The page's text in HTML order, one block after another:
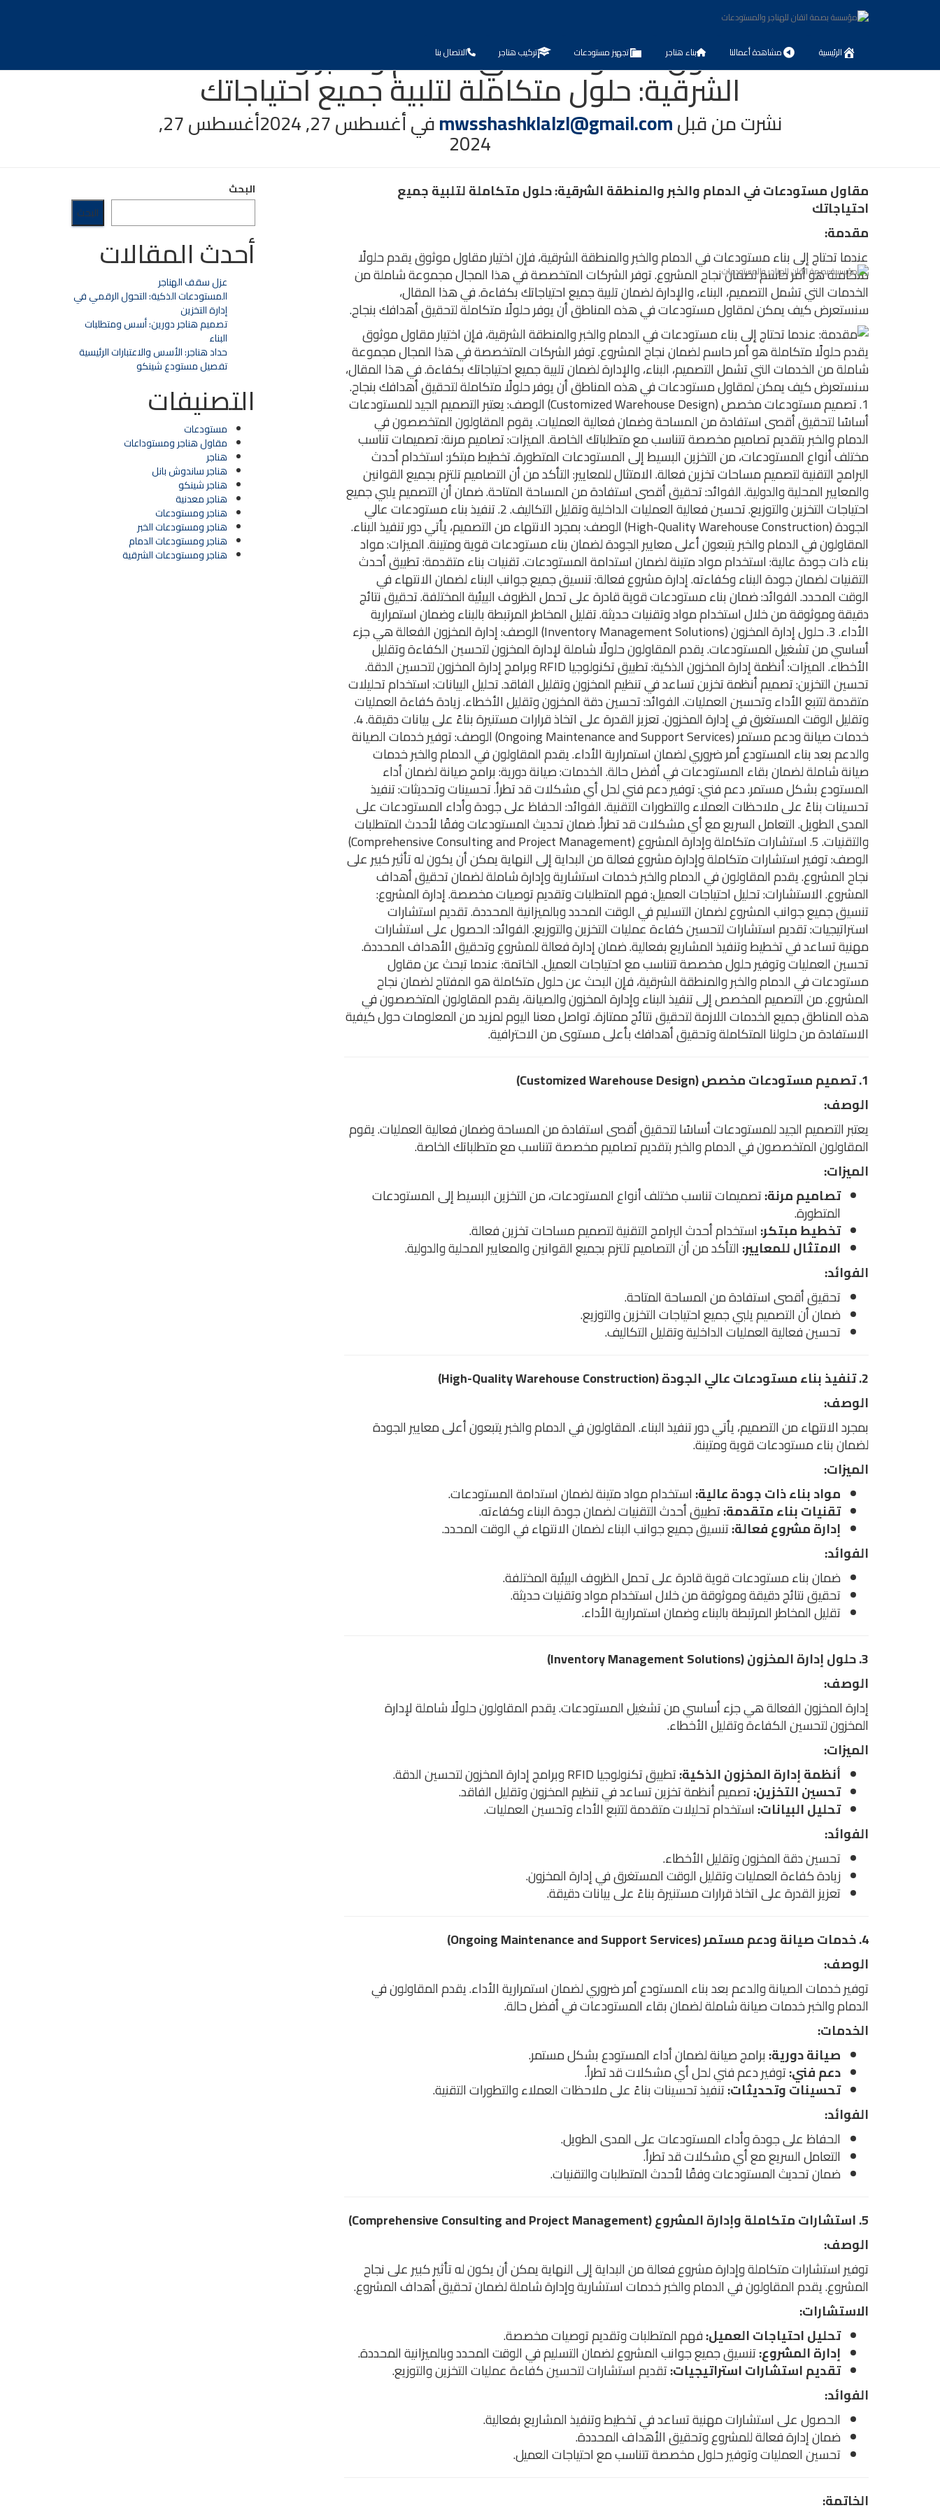
الرئيسية مشاهدة أعمالنا بناء هناجر تجهيز مستودعات تركيب هناجر الاتصال بنا
مقاول مستودعات في الدمام والخبر والمنطقة
الشرقية: حلول متكاملة لتلبية جميع احتياجاتك
نشرت من قبلmwsshashklalzl@gmail.comفيأغسطس 27, 2024 أغسطس 27,
2024
مقاول مستودعات في الدمام والخبر والمنطقة الشرقية: حلول متكاملة لتلبية جميع
احتياجاتك
مقدمة:
عندما تحتاج إلى بناء مستودعات في الدمام والخبر والمنطقة الشرقية، فإن اختيار مقاول موثوق يقدم حلولًا
متكاملة هو أمر حاسم لضمان نجاح المشروع. توفر الشركات المتخصصة في هذا المجال مجموعة شاملة من
الخدمات التي تشمل التصميم، البناء، والإدارة لضمان تلبية جميع احتياجاتك بكفاءة. في هذا المقال،
سنستعرض كيف يمكن لمقاول مستودعات في هذه المناطق أن يوفر حلولًا متكاملة لتحقيق أهدافك بنجاح.
1. تصميم مستودعات مخصص (Customized Warehouse Design)
الوصف:
يعتبر التصميم الجيد للمستودعات أساسًا لتحقيق أقصى استفادة من المساحة وضمان فعالية العمليات. يقوم
المقاولون المتخصصون في الدمام والخبر بتقديم تصاميم مخصصة تتناسب مع متطلباتك الخاصة.
الميزات:
تصاميم مرنة:تصميمات تناسب مختلف أنواع المستودعات، من التخزين البسيط إلى المستودعات
المتطورة.
تخطيط مبتكر: استخدام أحدث البرامج التقنية لتصميم مساحات تخزين فعالة.
الامتثال للمعايير: التأكد من أن التصاميم تلتزم بجميع القوانين والمعايير المحلية والدولية.
الفوائد:
تحقيق أقصى استفادة من المساحة المتاحة.
ضمان أن التصميم يلبي جميع احتياجات التخزين والتوزيع.
تحسين فعالية العمليات الداخلية وتقليل التكاليف.
2. تنفيذ بناء مستودعات عالي الجودة (High-Quality Warehouse Construction)
الوصف:
بمجرد الانتهاء من التصميم، يأتي دور تنفيذ البناء. المقاولون في الدمام والخبر يتبعون أعلى معايير الجودة
لضمان بناء مستودعات قوية ومتينة.
الميزات:
مواد بناء ذات جودة عالية: استخدام مواد متينة لضمان استدامة المستودعات.
تقنيات بناء متقدمة:تطبيق أحدث التقنيات لضمان جودة البناء وكفاءته.
إدارة مشروع فعالة:تنسيق جميع جوانب البناء لضمان الانتهاء في الوقت المحدد.
الفوائد:
ضمان بناء مستودعات قوية قادرة على تحمل الظروف البيئية المختلفة.
تحقيق نتائج دقيقة وموثوقة من خلال استخدام مواد وتقنيات حديثة.
تقليل المخاطر المرتبطة بالبناء وضمان استمرارية الأداء.
3. حلول إدارة المخزون (Inventory Management Solutions)
الوصف:
إدارة المخزون الفعالة هي جزء أساسي من تشغيل المستودعات. يقدم المقاولون حلولًا شاملة لإدارة
المخزون لتحسين الكفاءة وتقليل الأخطاء.
الميزات:
أنظمة إدارة المخزون الذكية:تطبيق تكنولوجيا RFID وبرامج إدارة المخزون لتحسين الدقة.
تحسين التخزين:تصميم أنظمة تخزين تساعد في تنظيم المخزون وتقليل الفاقد.
تحليل البيانات: استخدام تحليلات متقدمة لتتبع الأداء وتحسين العمليات.
الفوائد:
تحسين دقة المخزون وتقليل الأخطاء.
زيادة كفاءة العمليات وتقليل الوقت المستغرق في إدارة المخزون.
تعزيز القدرة على اتخاذ قرارات مستنيرة بناءً على بيانات دقيقة.
4. خدمات صيانة ودعم مستمر (Ongoing Maintenance and Support Services)
الوصف:
توفير خدمات الصيانة والدعم بعد بناء المستودع أمر ضروري لضمان استمرارية الأداء. يقدم المقاولون في
الدمام والخبر خدمات صيانة شاملة لضمان بقاء المستودعات في أفضل حالة.
الخدمات:
صيانة دورية: برامج صيانة لضمان أداء المستودع بشكل مستمر.
دعم فني:توفير دعم فني لحل أي مشكلات قد تطرأ.
تحسينات وتحديثات:تنفيذ تحسينات بناءً على ملاحظات العملاء والتطورات التقنية.
الفوائد:
الحفاظ على جودة وأداء المستودعات على المدى الطويل.
التعامل السريع مع أي مشكلات قد تطرأ.
ضمان تحديث المستودعات وفقًا لأحدث المتطلبات والتقنيات.
5. استشارات متكاملة وإدارة المشروع (Comprehensive Consulting and Project Management)
الوصف:
توفير استشارات متكاملة وإدارة مشروع فعالة من البداية إلى النهاية يمكن أن يكون له تأثير كبير على نجاح
المشروع. يقدم المقاولون في الدمام والخبر خدمات استشارية وإدارة شاملة لضمان تحقيق أهداف المشروع.
الاستشارات:
تحليل احتياجات العميل:فهم المتطلبات وتقديم توصيات مخصصة.
إدارة المشروع:تنسيق جميع جوانب المشروع لضمان التسليم في الوقت المحدد وبالميزانية المحددة.
تقديم استشارات استراتيجيات:تقديم استشارات لتحسين كفاءة عمليات التخزين والتوزيع.
الفوائد:
الحصول على استشارات مهنية تساعد في تخطيط وتنفيذ المشاريع بفعالية.
ضمان إدارة فعالة للمشروع وتحقيق الأهداف المحددة.
تحسين العمليات وتوفير حلول مخصصة تتناسب مع احتياجات العميل.
الخاتمة:
البحث
البحث
أحدث المقالات
عزل سقف الهناجر
المستودعات الذكية: التحول الرقمي في
إدارة التخزين
تصميم هناجر دورين: أسس ومتطلبات
البناء
حداد هناجر: الأسس والاعتبارات الرئيسية
تفصيل مستودع شينكو
التصنيفات
مستودعات
مقاول هناجر ومستوداعات
هناجر
هناجر ساندوش بانل
هناجر شينكو
هناجر معدنية
هناجر ومستودعات
هناجر ومستودعات الخبر
هناجر ومستودعات الدمام
هناجر ومستودعات الشرقية